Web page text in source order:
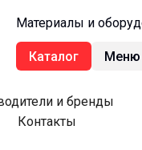
Материалы и
Каталог Меню
и бренды
Контакты